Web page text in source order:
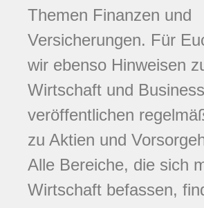
Themen Finanzen und
Versicherungen. Für
wir ebenso Hinweisen
Wirtschaft und
veröffentlichen
zu Aktien und
Alle Bereiche, die sich
Wirtschaft befassen,